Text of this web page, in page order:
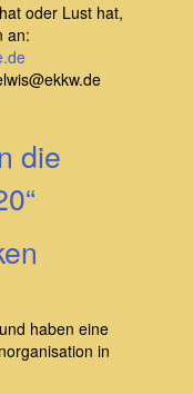
oder Lust hat,
an:
die
haben eine
in